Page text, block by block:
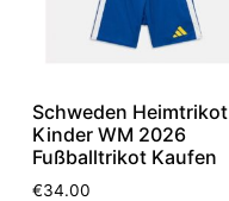
Schweden Heimtrikot
Kinder WM 2026
Fußballtrikot Kaufen
€34.00